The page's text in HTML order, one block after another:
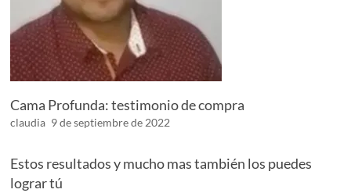
Cama Profunda: testimonio de compra
claudia 9 de septiembre de 2022
Estos resultados y mucho mas también los puedes
lograr tú